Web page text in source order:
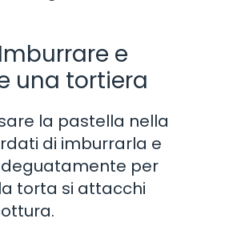
e
una tortiera
la pastella nella
di imburrarla e
per
torta si attacchi